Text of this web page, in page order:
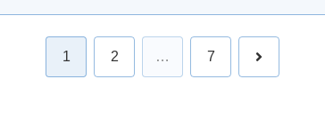
1 2 … 7 次